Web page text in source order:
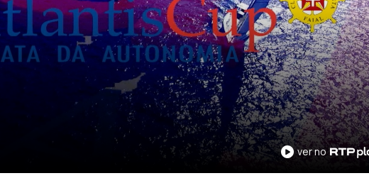
ver no